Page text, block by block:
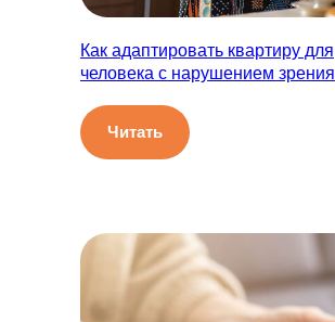
Как адаптировать квартиру для
человека с нарушением зрения
Читать